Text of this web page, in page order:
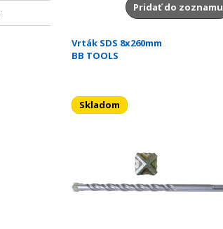
Pridať do zoznamu
Vrták SDS 8x260mm
BB TOOLS
Skladom